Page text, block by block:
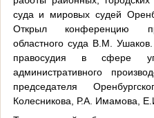
суда и мировых судей
Открыл конференцию
областного суда В.М.
правосудия в сфере
административного
председателя
Колесникова, Р.А. Имамова,